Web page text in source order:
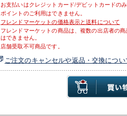
お支払いはクレジットカード/デビットカードのみ
ポイントのご利用はできません。
フレンドマーケットの価格表示と送料について
フレンドマーケットの商品は、複数の出店者の
はできません。
店舗受取不可商品です。
ご注文のキャンセルや返品・交換につい